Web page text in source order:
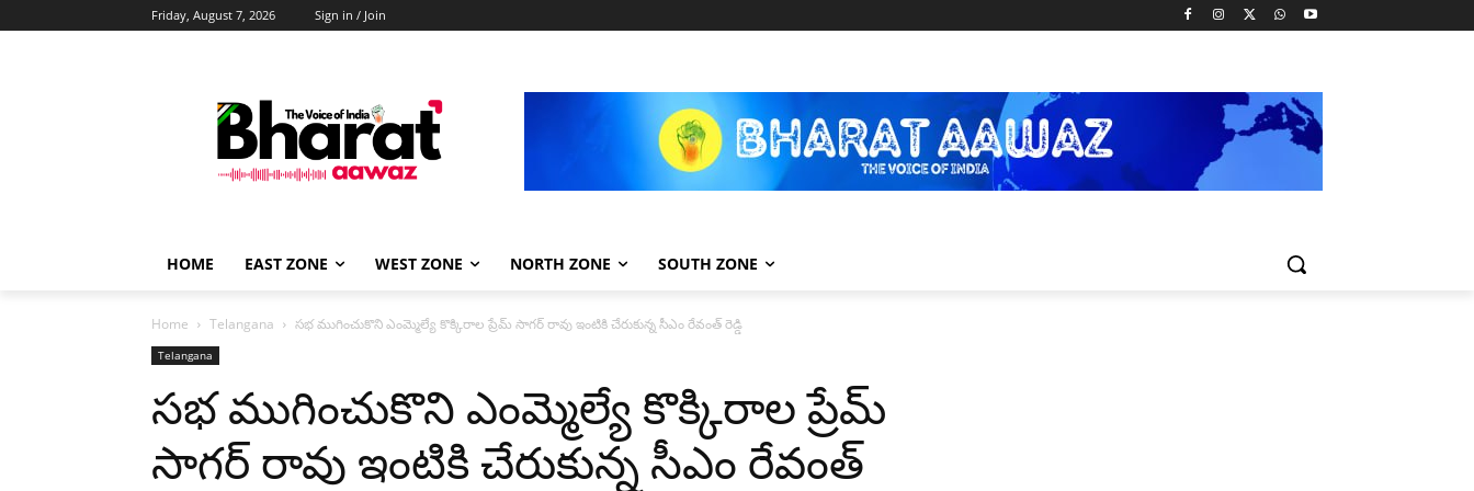
Friday, August 7, 2026 Sign in / Join
HOME EAST ZONE WEST ZONE NORTH ZONE SOUTH ZONE
Home Telangana సభ ముగించుకొని ఎంమ్మెల్యే కొక్కిరాల ప్రేమ్ సాగర్ రావు ఇంటికి చేరుకున్న సీఎం రేవంత్ రెడ్డి
Telangana
సభ ముగించుకొని ఎంమ్మెల్యే కొక్కిరాల ప్రేమ్
సాగర్ రావు ఇంటికి చేరుకున్న సీఎం రేవంత్